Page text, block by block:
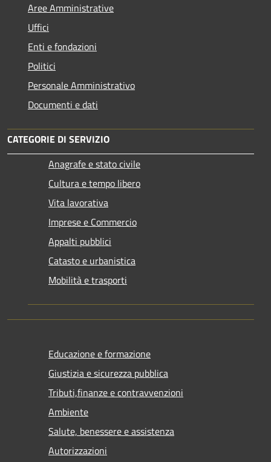
Aree Amministrative
Uffici
Enti e fondazioni
Politici
Personale Amministrativo
Documenti e dati
CATEGORIE DI SERVIZIO
Anagrafe e stato civile
Cultura e tempo libero
Vita lavorativa
Imprese e Commercio
Appalti pubblici
Catasto e urbanistica
Mobilità e trasporti
Educazione e formazione
Giustizia e sicurezza pubblica
Tributi,finanze e contravvenzioni
Ambiente
Salute, benessere e assistenza
Autorizzazioni